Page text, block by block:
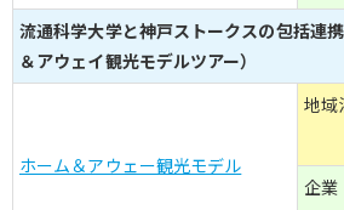
流通科学大学と神戸ストークスの包括連
＆アウェイ観光モデルツアー）
ホーム＆アウェー観光モデル
地域
企業